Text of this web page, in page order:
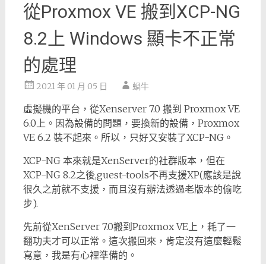
從Proxmox VE 搬到XCP-NG
8.2上 Windows 顯卡不正常
的處理
2021 年 01 月 05 日 蝸牛
虛擬機的平台，從Xenserver 7.0 搬到 Proxmox VE
6.0上。因為設備的問題，要換新的設備，Proxmox
VE 6.2 裝不起來。所以，只好又安裝了XCP-NG。
XCP-NG 本來就是XenServer的社群版本，但在
XCP-NG 8.2之後,guest-tools不再支援XP(應該是說
很久之前就不支援，而且沒有辦法透過老版本的偷吃
步).
先前從XenServer 7.0搬到Proxmox VE上，耗了一
翻功夫才可以正常。這次搬回來，肯定沒有這麼輕鬆
寫意，我是有心裡準備的。